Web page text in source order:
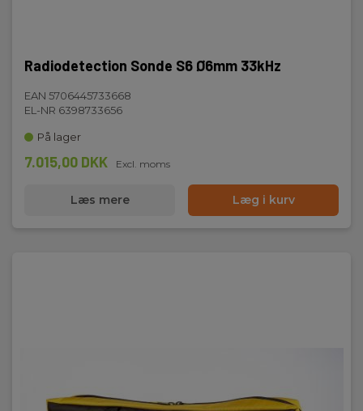
Radiodetection Sonde S6 Ø6mm 33kHz
EAN 5706445733668
EL-NR 6398733656
På lager
7.015,00 DKK Excl. moms
Læs mere Læg i kurv